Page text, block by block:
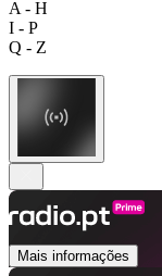
A - H
I - P
Q - Z
Mais informações